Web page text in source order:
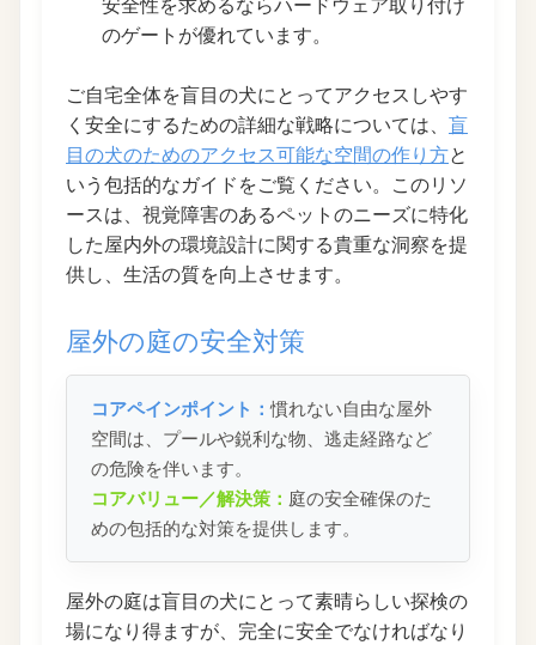
のゲートが優れています。
ご自宅全体を盲目の犬にとってアクセスしやす
く安全にするための詳細な戦略については、 盲
目の犬のためのアクセス可能な空間の作り方と
いう包括的なガイドをご覧ください。このリソ
ースは、視覚障害のあるペットのニーズに特化
した屋内外の環境設計に関する貴重な洞察を提
供し、生活の質を向上させます。
屋外の庭の安全対策
コアペインポイント：慣れない自由な屋外
空間は、プールや鋭利な物、逃走経路など
の危険を伴います。
コアバリュー／解決策： 庭の安全確保のた
めの包括的な対策を提供します。
屋外の庭は盲目の犬にとって素晴らしい探検の
場になり得ますが、完全に安全でなければなり